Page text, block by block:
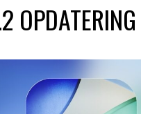
OPDATERING